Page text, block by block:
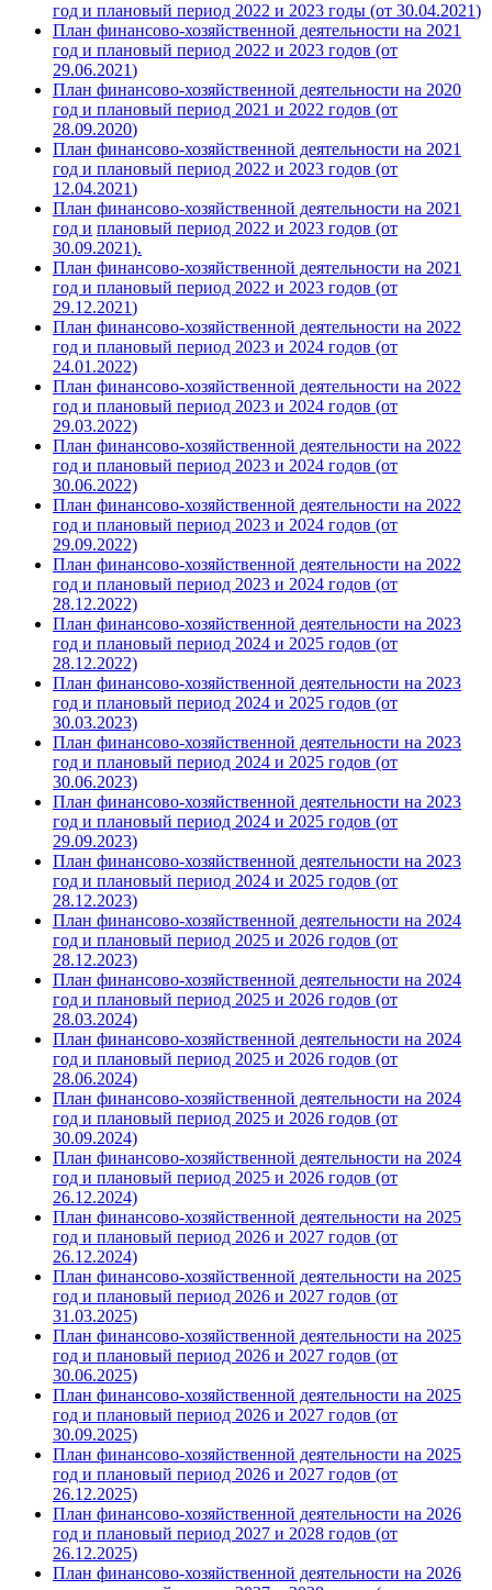
год и плановый период 2022 и 2023 годы (от 30.04.2021)
План финансово-хозяйственной деятельности на 2021
год и плановый период 2022 и 2023 годов (от
29.06.2021)
План финансово-хозяйственной деятельности на 2020
год и плановый период 2021 и 2022 годов (от
28.09.2020)
План финансово-хозяйственной деятельности на 2021
год и плановый период 2022 и 2023 годов (от
12.04.2021)
План финансово-хозяйственной деятельности на 2021
год и плановый период 2022 и 2023 годов (от
30.09.2021).
План финансово-хозяйственной деятельности на 2021
год и плановый период 2022 и 2023 годов (от
29.12.2021)
План финансово-хозяйственной деятельности на 2022
год и плановый период 2023 и 2024 годов (от
24.01.2022)
План финансово-хозяйственной деятельности на 2022
год и плановый период 2023 и 2024 годов (от
29.03.2022)
План финансово-хозяйственной деятельности на 2022
год и плановый период 2023 и 2024 годов (от
30.06.2022)
План финансово-хозяйственной деятельности на 2022
год и плановый период 2023 и 2024 годов (от
29.09.2022)
План финансово-хозяйственной деятельности на 2022
год и плановый период 2023 и 2024 годов (от
28.12.2022)
План финансово-хозяйственной деятельности на 2023
год и плановый период 2024 и 2025 годов (от
28.12.2022)
План финансово-хозяйственной деятельности на 2023
год и плановый период 2024 и 2025 годов (от
30.03.2023)
План финансово-хозяйственной деятельности на 2023
год и плановый период 2024 и 2025 годов (от
30.06.2023)
План финансово-хозяйственной деятельности на 2023
год и плановый период 2024 и 2025 годов (от
29.09.2023)
План финансово-хозяйственной деятельности на 2023
год и плановый период 2024 и 2025 годов (от
28.12.2023)
План финансово-хозяйственной деятельности на 2024
год и плановый период 2025 и 2026 годов (от
28.12.2023)
План финансово-хозяйственной деятельности на 2024
год и плановый период 2025 и 2026 годов (от
28.03.2024)
План финансово-хозяйственной деятельности на 2024
год и плановый период 2025 и 2026 годов (от
28.06.2024)
План финансово-хозяйственной деятельности на 2024
год и плановый период 2025 и 2026 годов (от
30.09.2024)
План финансово-хозяйственной деятельности на 2024
год и плановый период 2025 и 2026 годов (от
26.12.2024)
План финансово-хозяйственной деятельности на 2025
год и плановый период 2026 и 2027 годов (от
26.12.2024)
План финансово-хозяйственной деятельности на 2025
год и плановый период 2026 и 2027 годов (от
31.03.2025)
План финансово-хозяйственной деятельности на 2025
год и плановый период 2026 и 2027 годов (от
30.06.2025)
План финансово-хозяйственной деятельности на 2025
год и плановый период 2026 и 2027 годов (от
30.09.2025)
План финансово-хозяйственной деятельности на 2025
год и плановый период 2026 и 2027 годов (от
26.12.2025)
План финансово-хозяйственной деятельности на 2026
год и плановый период 2027 и 2028 годов (от
26.12.2025)
План финансово-хозяйственной деятельности на 2026